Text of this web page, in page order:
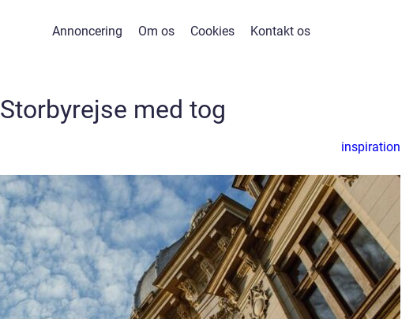
Annoncering Om os Cookies Kontakt os
Storbyrejse med tog
inspiration